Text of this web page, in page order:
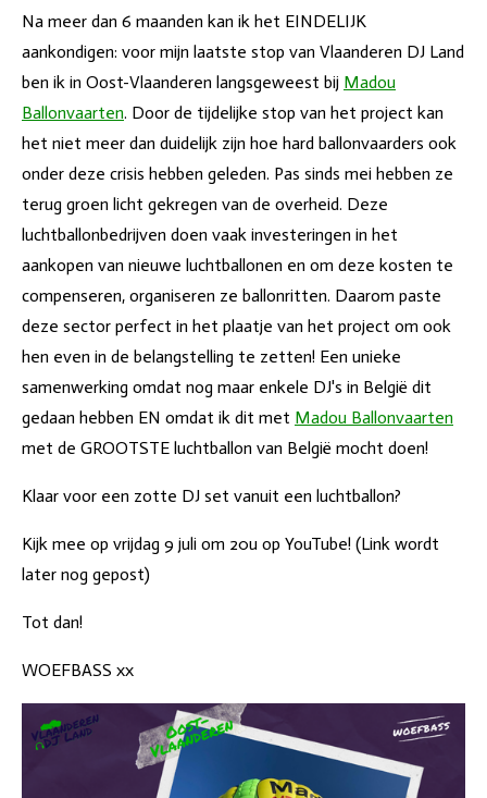
Na meer dan 6 maanden kan ik het EINDELIJK
aankondigen: voor mijn laatste stop van Vlaanderen DJ Land
ben ik in Oost-Vlaanderen langsgeweest bij Madou
Ballonvaarten. Door de tijdelijke stop van het project kan
het niet meer dan duidelijk zijn hoe hard ballonvaarders ook
onder deze crisis hebben geleden. Pas sinds mei hebben ze
terug groen licht gekregen van de overheid. Deze
luchtballonbedrijven doen vaak investeringen in het
aankopen van nieuwe luchtballonen en om deze kosten te
compenseren, organiseren ze ballonritten. Daarom paste
deze sector perfect in het plaatje van het project om ook
hen even in de belangstelling te zetten! Een unieke
samenwerking omdat nog maar enkele DJ's in België dit
gedaan hebben EN omdat ik dit met Madou Ballonvaarten
met de GROOTSTE luchtballon van België mocht doen!
Klaar voor een zotte DJ set vanuit een luchtballon?
Kijk mee op vrijdag 9 juli om 20u op YouTube! (Link wordt
later nog gepost)
Tot dan!
WOEFBASS xx